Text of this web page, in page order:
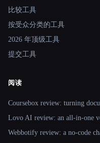
比较工具
按受众分类的工具
2026 年顶级工具
提交工具
阅读
Coursebox review: turning
Lovo AI review: an all-in-one
Webbotify review: a no-code